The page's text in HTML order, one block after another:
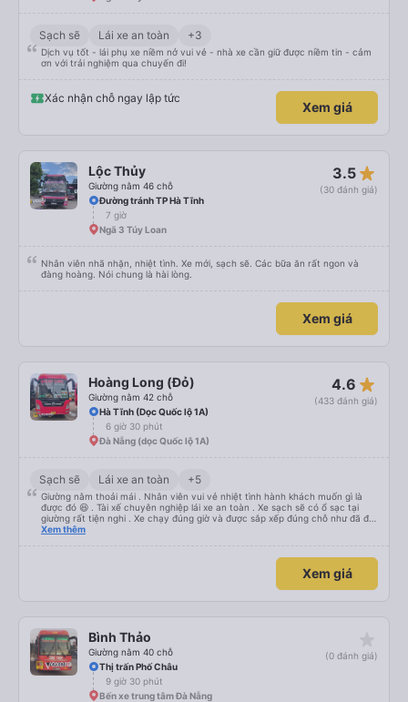
Sạch sẽ Lái xe an toàn +3
Dịch vụ tốt - lái phụ xe niềm nở vui vẻ - nhà xe cần giữ được niềm tin - cảm
ơn với trải nghiệm qua chuyến đi!
Xác nhận chỗ ngay lập tức
Xem giá
Lộc Thủy
Giường nằm 46 chỗ
3.5 star_rate
(30 đánh giá)
Đường tránh TP Hà Tĩnh
7 giờ
Ngã 3 Túy Loan
Nhân viên nhã nhặn, nhiệt tình. Xe mới, sạch sẽ. Các bữa ăn rất ngon và
đàng hoàng. Nói chung là hài lòng.
Xem giá
Hoàng Long (Đỏ)
Giường nằm 42 chỗ
4.6 star_rate
(433 đánh giá)
Hà Tĩnh (Dọc Quốc lộ 1A)
6 giờ 30 phút
Đà Nẵng (dọc Quốc lộ 1A)
Sạch sẽ Lái xe an toàn +5
Giường nằm thoải mái . Nhân viên vui vẻ nhiệt tình hành khách muốn gì là
được đó 😆 . Tài xế chuyên nghiệp lái xe an toàn . Xe sạch sẽ có ổ sạc tại
giường rất tiện nghi . Xe chạy đúng giờ và được sắp xếp đúng chỗ như đã đặt
. Điểm 10 cho hoàng long đỏ 👍
Xem thêm
Xem giá
Bình Thảo
Giường nằm 40 chỗ
(0 đánh giá)
Thị trấn Phố Châu
9 giờ 30 phút
Bến xe trung tâm Đà Nẵng